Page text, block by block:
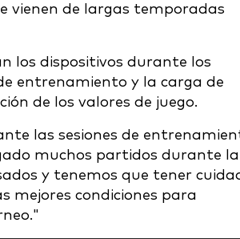
vienen de largas temporadas
los dispositivos durante los
entrenamiento y la carga de
de los valores de juego.
las sesiones de
muchos partidos durante la
y tenemos que tener
mejores condiciones para